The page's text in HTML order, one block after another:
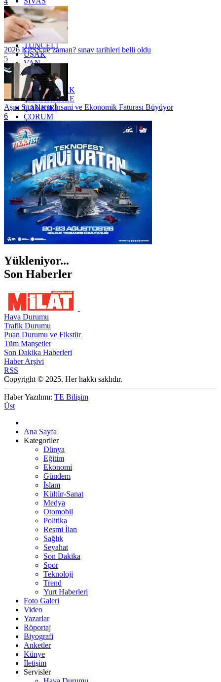
SİİRT
TEKİRDAĞ
TOKAT
TRABZON
TUNCELİ
UŞAK
VAN
YALOVA
YOZGAT
ZONGULDAK
ÇANAKKALE
ÇANKIRI
ÇORUM
İSTANBUL
İZMİR
ŞANLIURFA
ŞIRNAK
2026 KPSS ne zaman? sınav tarihleri belli oldu
5
Aşırı Sıcakların İnsani ve Ekonomik Faturası Büyüyor
6
Yükleniyor...
Son Haberler
Hava Durumu
Trafik Durumu
Puan Durumu ve Fikstür
Tüm Manşetler
Son Dakika Haberleri
Haber Arşivi
RSS
Copyright © 2025. Her hakkı saklıdır.
Haber Yazılımı: TE Bilişim
Üst
Ana Sayfa
Kategoriler
Dünya
Eğitim
Ekonomi
Gündem
İslam
Kültür-Sanat
Medya
Otomobil
Politika
Resmi İlan
Sağlık
Seyahat
Son Dakika
Spor
Teknoloji
Trend
Yurt Haberleri
Foto Galeri
Video
Yazarlar
Röportaj
Biyografi
Anketler
Künye
İletişim
Servisler